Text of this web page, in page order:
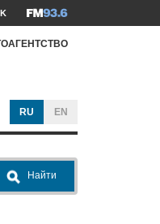
RU EN
Найти